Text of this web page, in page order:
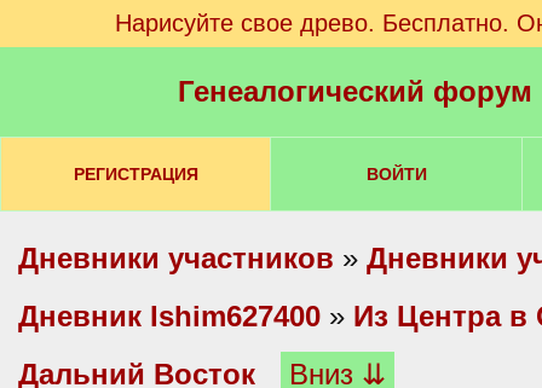
Нарисуйте свое древо. Бесплатно.
Генеалогический
РЕГИСТРАЦИЯ ВОЙТИ
Дневники участников » Дневники
Дневник Ishim627400 » Из Центра в
Дальний Восток
Вниз ⇊